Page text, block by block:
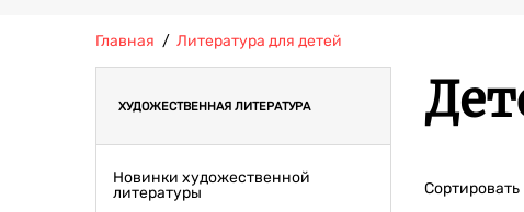
Главная Литература для детей
ХУДОЖЕСТВЕННАЯ ЛИТЕРАТУРА
Новинки художественной
литературы
Сортировать